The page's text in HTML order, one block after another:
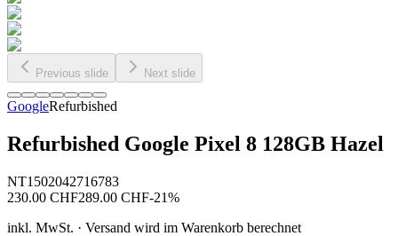
Previous slide Next slide
GoogleRefurbished
Refurbished Google Pixel 8 128GB Hazel
NT1502042716783
230.00 CHF289.00 CHF-21%
inkl. MwSt. · Versand wird im Warenkorb berechnet